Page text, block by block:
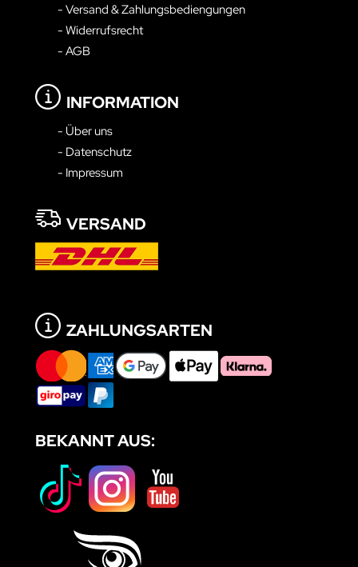
- Versand & Zahlungsbediengungen
- Widerrufsrecht
- AGB
INFORMATION
- Über uns
- Datenschutz
- Impressum
VERSAND
ZAHLUNGSARTEN
BEKANNT AUS: